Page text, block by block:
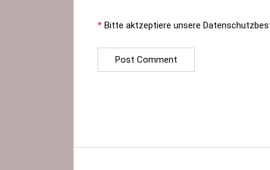
* Bitte aktzeptiere unsere